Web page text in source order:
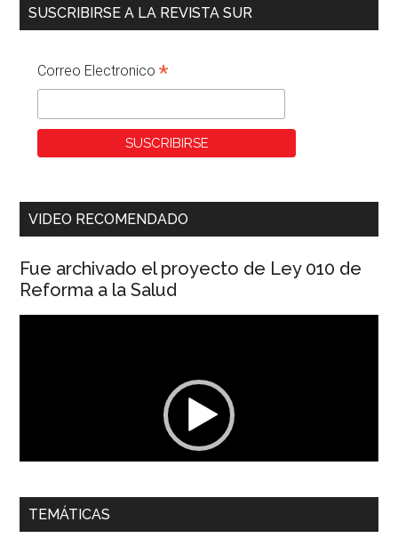
SUSCRIBIRSE A LA REVISTA SUR
Correo Electronico*
VIDEO RECOMENDADO
Fue archivado el proyecto de Ley 010 de
Reforma a la Salud
00:00 01:04
Dra. Carolina Corcho Mejía,Presidenta Corporación
TEMÁTICAS